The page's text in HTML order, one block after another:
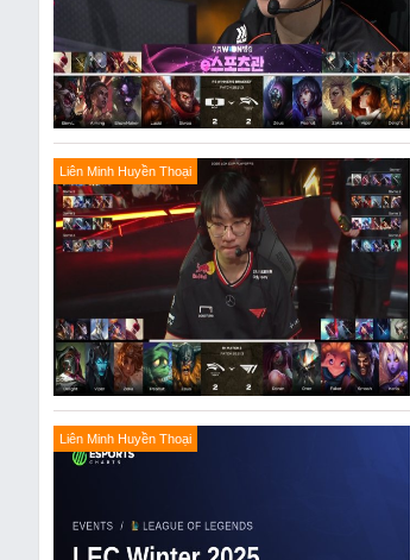
Liên Minh Huyền Thoại
Liên Minh Huyền Thoại